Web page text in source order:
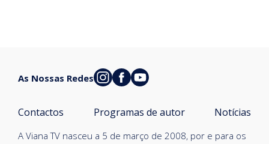
A Viana TV nasceu a 5 de março de 2008, por e para os
Contactos Programas de autor Notícias
As Nossas Redes